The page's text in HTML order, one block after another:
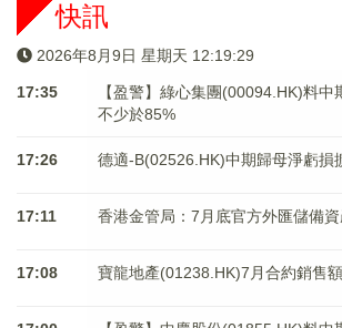
快訊
2026年8月9日 星期天 12:19:29
17:35
【盈警】綠心集團(00094.HK)料中
不少於85%
17:26 德適-B(02526.HK)中期歸母淨虧損
17:11 香港金管局：7月底官方外匯儲備
17:08 寶龍地產(01238.HK)7月合約銷售